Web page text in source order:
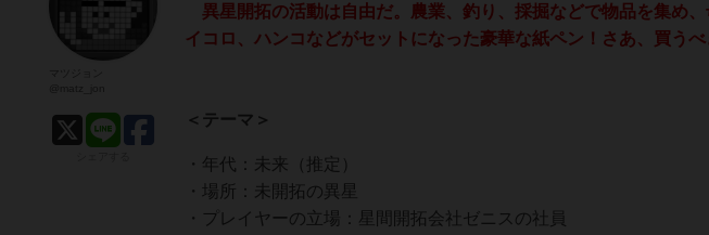
異星開拓の活動は自由だ。農業、釣り、採掘などで物品を集め
イコロ、ハンコなどがセットになった豪華な紙ペン！さあ、買う
＜テーマ＞
・年代：未来（推定）
・場所：未開拓の異星
・プレイヤーの立場：星間開拓会社ゼニスの社員